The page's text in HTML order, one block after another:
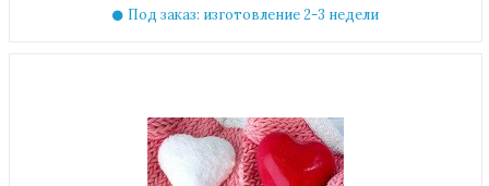
Под заказ: изготовление 2-3 недели